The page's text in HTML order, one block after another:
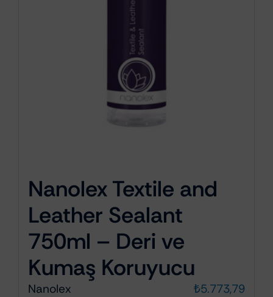
Nanolex Textile and
Leather Sealant
750ml – Deri ve
Kumaş Koruyucu
Nanolex ₺5.773,79